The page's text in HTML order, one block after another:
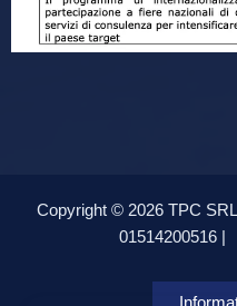
Copyright © 2026 TPC
01514200516 |